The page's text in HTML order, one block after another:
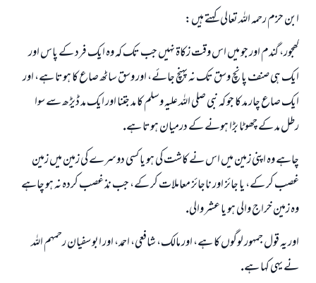
ابن حزم رحمہ اللہ تعالى كہتے ہيں:
كھجور، گندم اور جو ميں اس وقت زكاۃ نہيں جب تك كہ وہ ايك فرد كے پاس اور
ايك ہى صنف پانچ وسق تك نہ پہنچ جائے، اور وسق ساٹھ صاع كا ہوتا ہے، اور
ايك صاع چار مد كا جو كہ نبى صلى اللہ عليہ وسلم كا مد جتنا اور ايك مد ڈيڑھ سے سوا
رطل مد كے چھوٹا بڑا ہونے كے درميان ہوتا ہے.
چاہے وہ اپنى زمين ميں اس نے كاشت كى ہو يا كسى دوسرے كى زمين ميں زمين
غصب كر كے، يا جائز اور ناجائز معاملات كر كے، جب نذ غصب كردہ نہ ہو چاہے
وہ زمين خراج والى ہو يا عشر والى.
اور يہ قول جمہور لوگوں كا ہے، اور مالك، شافعى، احمد، اور ابو سفيان رحمہم اللہ
نے يہى كہا ہے.